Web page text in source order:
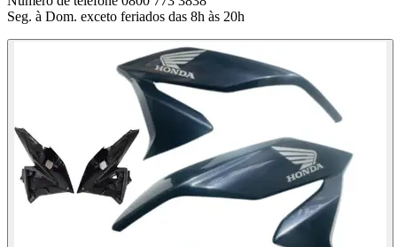
Seg. à Dom. exceto feriados das 8h às 20h